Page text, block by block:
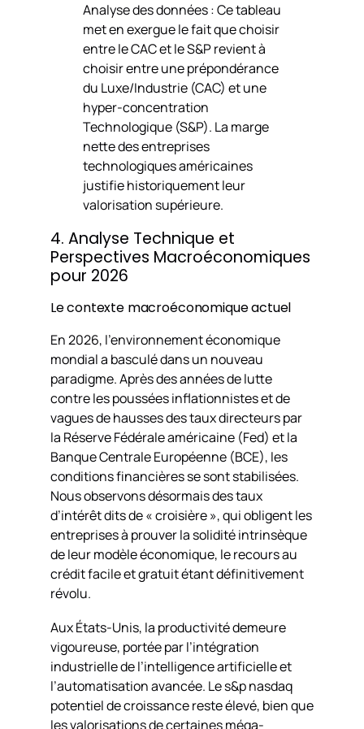
Analyse des données :Ce tableau
met en exergue le fait que choisir
entre le CAC et le S&P revient à
choisir entre une prépondérance
du Luxe/Industrie (CAC) et une
hyper-concentration
Technologique (S&P). La marge
nette des entreprises
technologiques américaines
justifie historiquement leur
valorisation supérieure.
4. Analyse Technique et
Perspectives Macroéconomiques
pour 2026
Le contexte macroéconomique actuel
En 2026, l’environnement économique
mondial a basculé dans un nouveau
paradigme. Après des années de lutte
contre les poussées inflationnistes et de
vagues de hausses des taux directeurs par
la Réserve Fédérale américaine (Fed) et la
Banque Centrale Européenne (BCE), les
conditions financières se sont stabilisées.
Nous observons désormais des taux
d’intérêt dits de « croisière », qui obligent les
entreprises à prouver la solidité intrinsèque
de leur modèle économique, le recours au
crédit facile et gratuit étant définitivement
révolu.
Aux États-Unis, la productivité demeure
vigoureuse, portée par l’intégration
industrielle de l’intelligence artificielle et
l’automatisation avancée. Le s&p nasdaq
potentiel de croissance reste élevé, bien que
les valorisations de certaines méga-